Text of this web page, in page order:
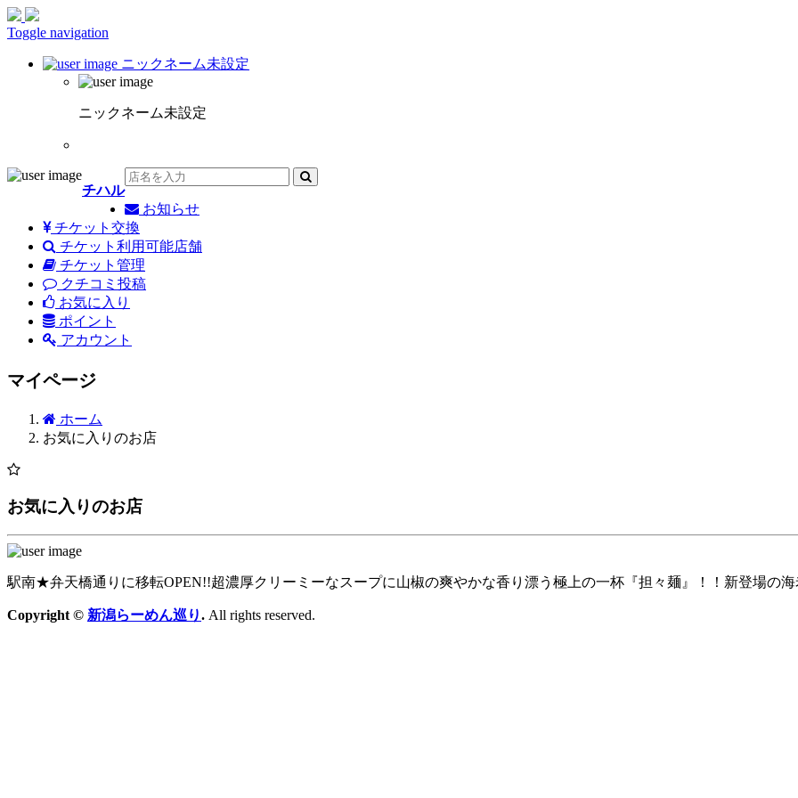
Toggle navigation
ニックネーム未設定
ニックネーム未設定
チハル
お知らせ
チケット交換
チケット利用可能店舗
チケット管理
クチコミ投稿
お気に入り
ポイント
アカウント
マイページ
ホーム
お気に入りのお店
お気に入りのお店
駅南★弁天橋通りに移転OPEN!!超濃厚クリーミーなスープに山椒の爽やかな香り漂う極上の一杯『担々麺』！！新登場の
Copyright © 新潟らーめん巡り. All rights reserved.